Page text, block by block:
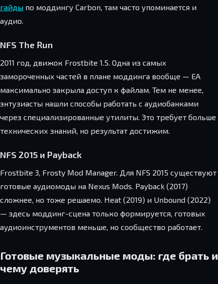
гайды по моддингу Carbon, там часто упоминается и
аудио.
NFS The Run
2011 год, движок Frostbite 1.5. Одна из самых
замороченных частей в плане моддинга вообще — EA
максимально закрыла доступ к файлам. Тем не менее,
энтузиасты нашли способы работать с аудиобанками
через специализированные утилиты. Это требует больше
технических знаний, но результат достижим.
NFS 2015 и Payback
Frostbite 3, Frosty Mod Manager. Для NFS 2015 существуют
готовые аудиомоды на Nexus Mods. Payback (2017)
сложнее, но тоже решаемо. Heat (2019) и Unbound (2022)
— здесь моддинг-сцена только формируется, готовых
аудиоинструментов меньше, но сообщество работает.
Готовые музыкальные моды: где брать и
чему доверять